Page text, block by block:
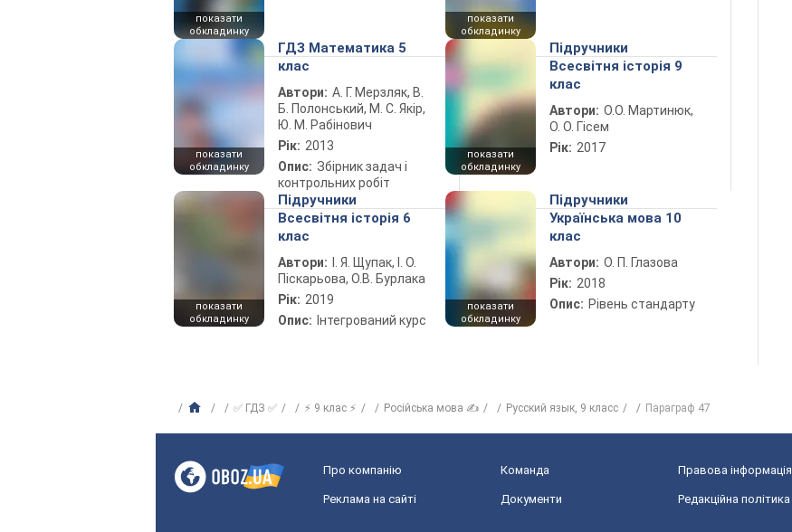
показати
обкладинку
показати
обкладинку
показати
обкладинку
ГДЗ Математика 5
клас
Автори: А. Г. Мерзляк, В.
Б. Полонський, М. С. Якір,
Ю. М. Рабінович
Рік: 2013
Опис: Збірник задач і
контрольних робіт
показати
обкладинку
Підручники
Всесвітня історія 9
клас
Автори: О.О. Мартинюк,
О. О. Гісем
Рік: 2017
показати
обкладинку
Підручники
Всесвітня історія 6
клас
Автори:
І. Я. Щупак, І. О.
Піскарьова, О.В. Бурлака
Рік: 2019
Опис: Інтегрований курс
показати
обкладинку
Підручники
Українська мова 10
клас
Автори: О. П. Глазова
Рік: 2018
Опис: Рівень стандарту
✅ ГДЗ ✅ ⚡ 9 клас ⚡ Російська мова ✍ Русский язык, 9 класс Параграф 47
Про компанію Команда Правова інформація
Реклама на сайті Документи Редакційна політика